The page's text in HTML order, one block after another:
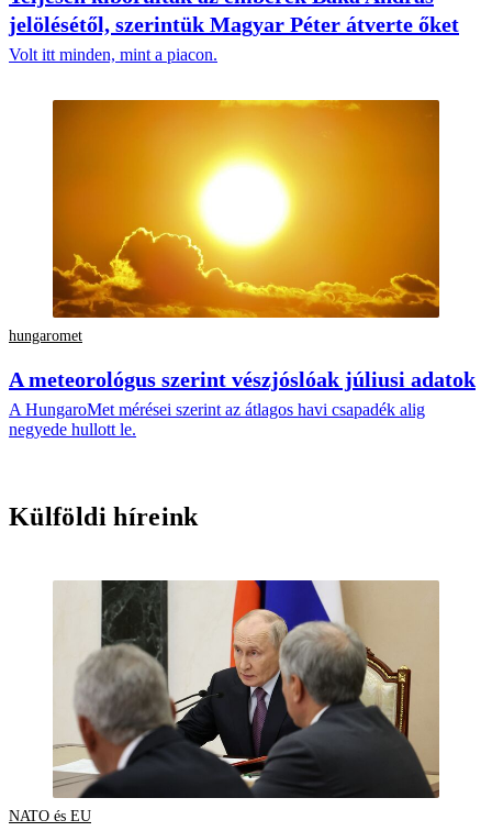
jelölésétől, szerintük Magyar Péter átverte őket
Volt itt minden, mint a piacon.
hungaromet
A meteorológus szerint vészjóslóak júliusi adatok
A HungaroMet mérései szerint az átlagos havi csapadék alig
negyede hullott le.
Külföldi híreink
NATO és EU